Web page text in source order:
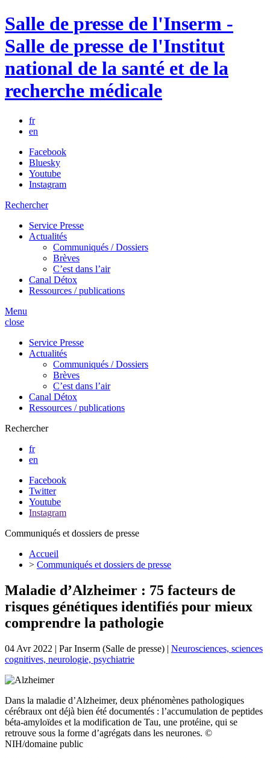
Salle de presse de l'Inserm -
Salle de presse de l'Institut
national de la santé et de la
recherche médicale
fr
en
Facebook
Bluesky
Youtube
Instagram
Rechercher
Service Presse
Actualités
Communiqués / Dossiers
Brèves
C’est dans l’air
Canal Détox
Ressources / publications
Menu
close
Service Presse
Actualités
Communiqués / Dossiers
Brèves
C’est dans l’air
Canal Détox
Ressources / publications
Rechercher
fr
en
Facebook
Twitter
Youtube
Instagram
Communiqués et dossiers de presse
Accueil
> Communiqués et dossiers de presse
Maladie d’Alzheimer : 75 facteurs de
risques génétiques identifiés pour mieux
comprendre la pathologie
04 Avr 2022 | ParInserm (Salle de presse) | Neurosciences, sciences
cognitives, neurologie, psychiatrie
Dans la maladie d’Alzheimer, deux phénomènes pathologiques
cérébraux ont déjà bien été documentés : l’accumulation de peptides
béta-amyloïdes et la modification de Tau, une protéine, qui se
retrouve sous la forme d’agrégats dans les neurones. ©
NIH/domaine public